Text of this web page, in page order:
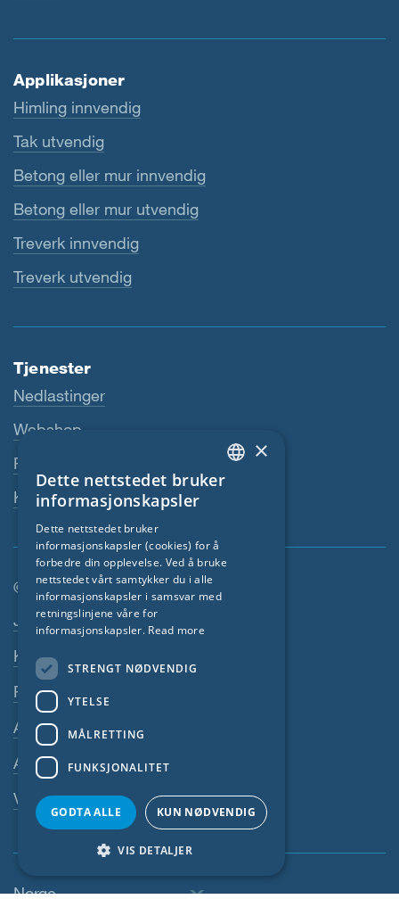
Applikasjoner
Himling innvendig
Tak utvendig
Betong eller mur innvendig
Betong eller mur utvendig
Treverk innvendig
Treverk utvendig
Tjenester
Nedlastinger
Webshop
Fagforhandler
Kontaktperson
© SIGA 2026
Footer navigasjon
Jobber
Kontakt
Personvernerklæring
Avtrykk
Alminnelige Vilkår
Varslersystem
Norge
ENGLISH
FRENCH
ESTONIAN
×
Dette nettstedet bruker
informasjonskapsler
Dette nettstedet bruker
informasjonskapsler (cookies) for å
forbedre din opplevelse. Ved å bruke
nettstedet vårt samtykker du i alle
informasjonskapsler i samsvar med
retningslinjene våre for
informasjonskapsler. Read more
STRENGT NØDVENDIG
YTELSE
MÅLRETTING
FUNKSJONALITET
GODTA ALLE KUN NØDVENDIG
VIS DETALJER